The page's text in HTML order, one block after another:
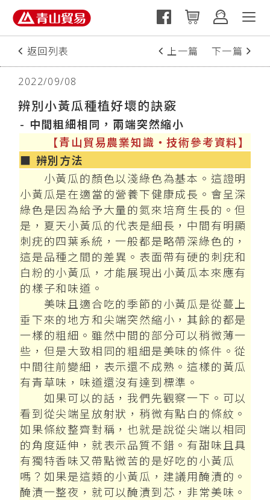
返回列表 上一篇 下一篇
2022/09/08
辨別小黃瓜種植好壞的訣竅
- 中間粗細相同，兩端突然縮小
【青山貿易農業知識‧技術參考資料】
■ 辨別方法
小黃瓜的顏色以淺綠色為基本。這證明
小黃瓜是在適當的營養下健康成長。會呈深
綠色是因為給予大量的氮來培育生長的。但
是，夏天小黃瓜的代表是細長，中間有明顯
刺疣的四葉系統，一般都是略帶深綠色的，
這是品種之間的差異。表面帶有硬的刺疣和
白粉的小黃瓜，才能展現出小黃瓜本來應有
的樣子和味道。
美味且適合吃的季節的小黃瓜是從蔓上
垂下來的地方和尖端突然縮小，其餘的都是
一樣的粗細。雖然中間的部分可以稍微薄一
些，但是大致相同的粗細是美味的條件。從
中間往前變細，表示還不成熟。這樣的黃瓜
有青草味，味道還沒有達到標準。
如果可以的話，我們先觀察一下。可以
看到從尖端呈放射狀，稍微有點白的條紋。
如果條紋整齊對稱，也就是說從尖端以相同
的角度延伸，就表示品質不錯。有甜味且具
有獨特香味又帶點微苦的是好吃的小黃瓜
嗎？如果是這類的小黃瓜，建議用醃漬的。
醃漬一整夜，就可以醃漬到芯，非常美味。